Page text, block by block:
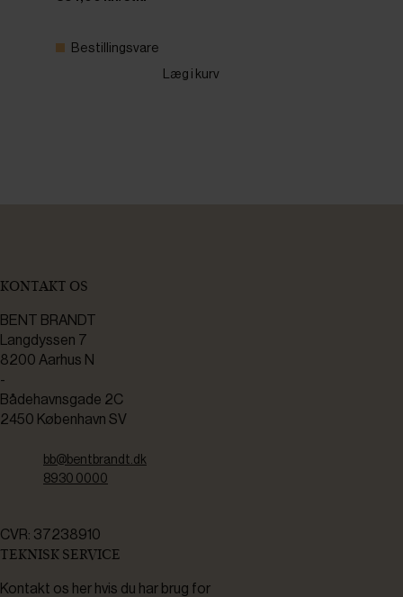
Bestillingsvare
Læg i kurv
KONTAKT OS
BENT BRANDT
Langdyssen 7
8200 Aarhus N
-
Bådehavnsgade 2C
2450 København SV
bb@bentbrandt.dk
8930 0000
CVR: 37238910
TEKNISK SERVICE
Kontakt os her hvis du har brug for